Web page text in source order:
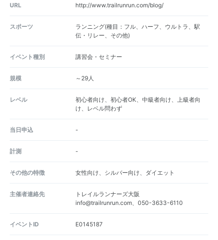
URL http://www.trailrunrun.com/blog/
スポーツ
ランニング(種目：フル、ハーフ、ウルトラ、駅
伝・リレー、その他)
イベント種別 講習会・セミナー
規模 ～29人
レベル
初心者向け、初心者OK、中級者向け、上級者向
け、レベル問わず
当日申込 -
計測 -
その他の特徴 女性向け、シルバー向け、ダイエット
主催者連絡先
トレイルランナーズ大阪
info@trailrunrun.com、050-3633-6110
イベントID E0145187